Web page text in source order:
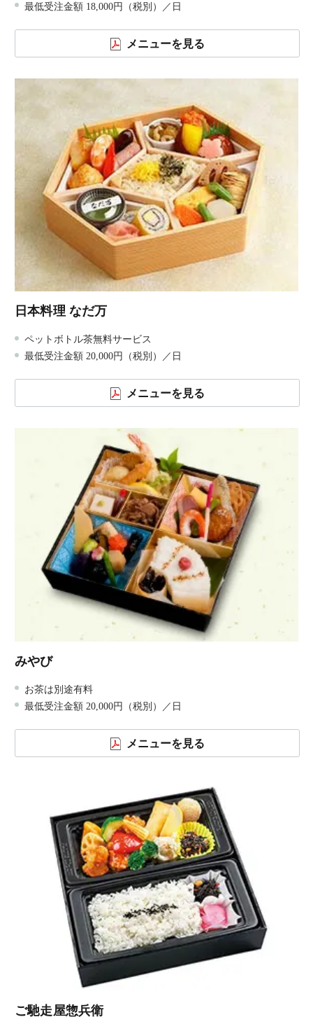
最低受注金額 18,000円（税別）／日
メニューを見る
日本料理 なだ万
ペットボトル茶無料サービス
最低受注金額 20,000円（税別）／日
メニューを見る
みやび
お茶は別途有料
最低受注金額 20,000円（税別）／日
メニューを見る
ご馳走屋惣兵衛